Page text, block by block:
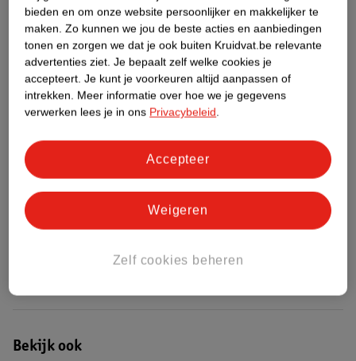
Etiketinformatie
Nature Impact Score
Rood (-) = hoge impact op het milieu.
gemiddelden.
Nature Impact Score: 49%
Gemiddelde voor Bruiningsproducten: 7%
Bekijk ook
bieden en om onze website persoonlijker en makkelijker te
maken. Zo kunnen we jou de beste acties en aanbiedingen
tonen en zorgen we dat je ook buiten Kruidvat.be relevante
advertenties ziet. Je bepaalt zelf welke cookies je
accepteert. Je kunt je voorkeuren altijd aanpassen of
intrekken. Meer informatie over hoe we je gegevens
verwerken lees je in ons Privacybeleid.
Zelf cookies beheren
Weigeren
Accepteer